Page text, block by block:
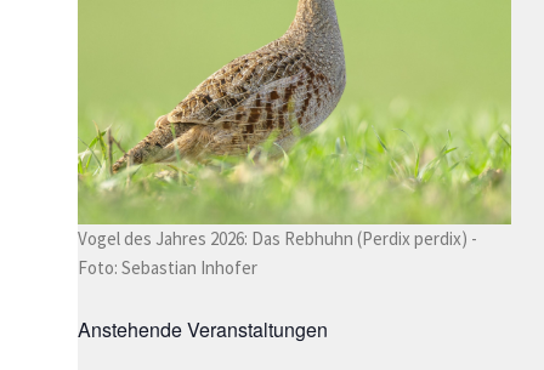
Vogel des Jahres 2026: Das Rebhuhn (Perdix perdix) -
Foto: Sebastian Inhofer
Anstehende Veranstaltungen